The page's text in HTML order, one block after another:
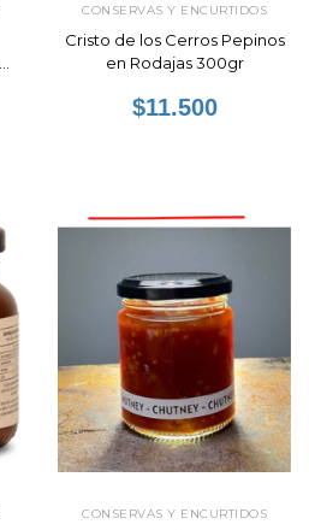
CONSERVAS Y ENCURTIDOS
Cristo de los Cerros Pepinos
en Rodajas 300gr
$11.500
CONSERVAS Y ENCURTIDOS